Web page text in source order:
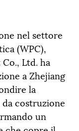
nel settore
(WPC),
Ltd. ha
a Zhejiang
la
costruzione
un